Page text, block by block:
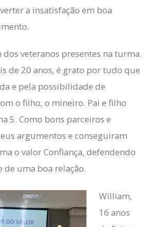
a insatisfação em boa
dos veteranos presentes na turma.
de 20 anos, é grato por tudo que
e pela possibilidade de
o filho, o mineiro. Pai e filho
5. Como bons parceiros e
argumentos e conseguiram
o valor Confiança, defendendo
de uma boa relação.
William,
16 anos